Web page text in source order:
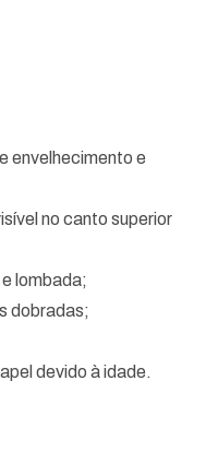
envelhecimento e
no canto superior
lombada;
dobradas;
devido à idade.